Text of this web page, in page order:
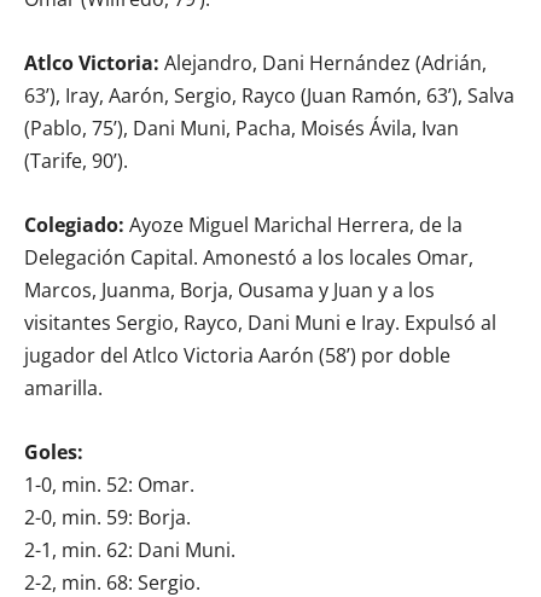
Atlco Victoria: Alejandro, Dani Hernández (Adrián,
63’), Iray, Aarón, Sergio, Rayco (Juan Ramón, 63’), Salva
(Pablo, 75’), Dani Muni, Pacha, Moisés Ávila, Ivan
(Tarife, 90’).
Colegiado: Ayoze Miguel Marichal Herrera, de la
Delegación Capital. Amonestó a los locales Omar,
Marcos, Juanma, Borja, Ousama y Juan y a los
visitantes Sergio, Rayco, Dani Muni e Iray. Expulsó al
jugador del Atlco Victoria Aarón (58’) por doble
amarilla.
Goles:
1-0, min. 52: Omar.
2-0, min. 59: Borja.
2-1, min. 62: Dani Muni.
2-2, min. 68: Sergio.